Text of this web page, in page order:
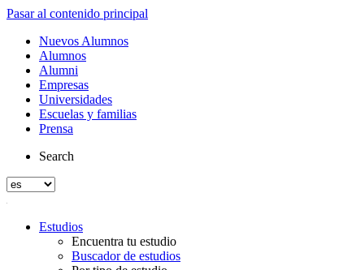
Pasar al contenido principal
Nuevos Alumnos
Alumnos
Alumni
Empresas
Universidades
Escuelas y familias
Prensa
Search
Estudios
Encuentra tu estudio
Buscador de estudios